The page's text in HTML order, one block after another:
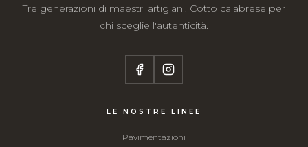
Tre generazioni di maestri artigiani. Cotto calabrese per
chi sceglie l'autenticità.
LE NOSTRE LINEE
Pavimentazioni